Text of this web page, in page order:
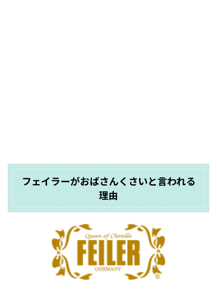
フェイラーがおばさんくさいと言われる
理由